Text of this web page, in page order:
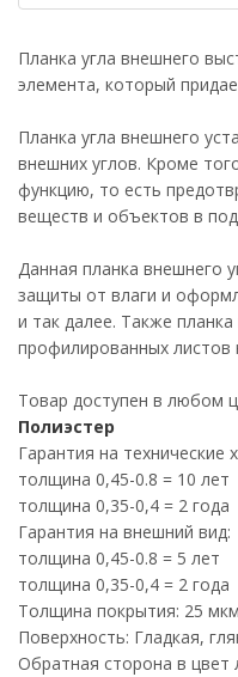
Планка угла внешнего
элемента, который
Планка угла внешнего
внешних углов. Кроме
функцию, то есть
веществ и объектов в
Данная планка внешнего
защиты от влаги и
и так далее. Также
профилированных листов
Товар доступен в любом
Полиэстер
Гарантия на технические
толщина 0,45-0.8 = 10 лет
толщина 0,35-0,4 = 2 года
Гарантия на внешний вид:
толщина 0,45-0.8 = 5 лет
толщина 0,35-0,4 = 2 года
Толщина покрытия: 25 мкм
Поверхность: Гладкая,
Обратная сторона в цвет